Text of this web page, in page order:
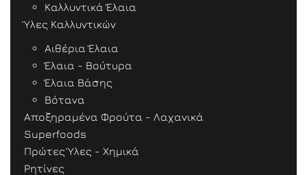
Καλλυντικά Έλαια
Ύλες Καλλυντικών
Αιθέρια Έλαια
Έλαια - Βούτυρα
Έλαια Βάσης
Βότανα
Αποξηραμένα Φρούτα - Λαχανικά
Superfoods
Πρώτες Ύλες - Χημικά
Ρητίνες